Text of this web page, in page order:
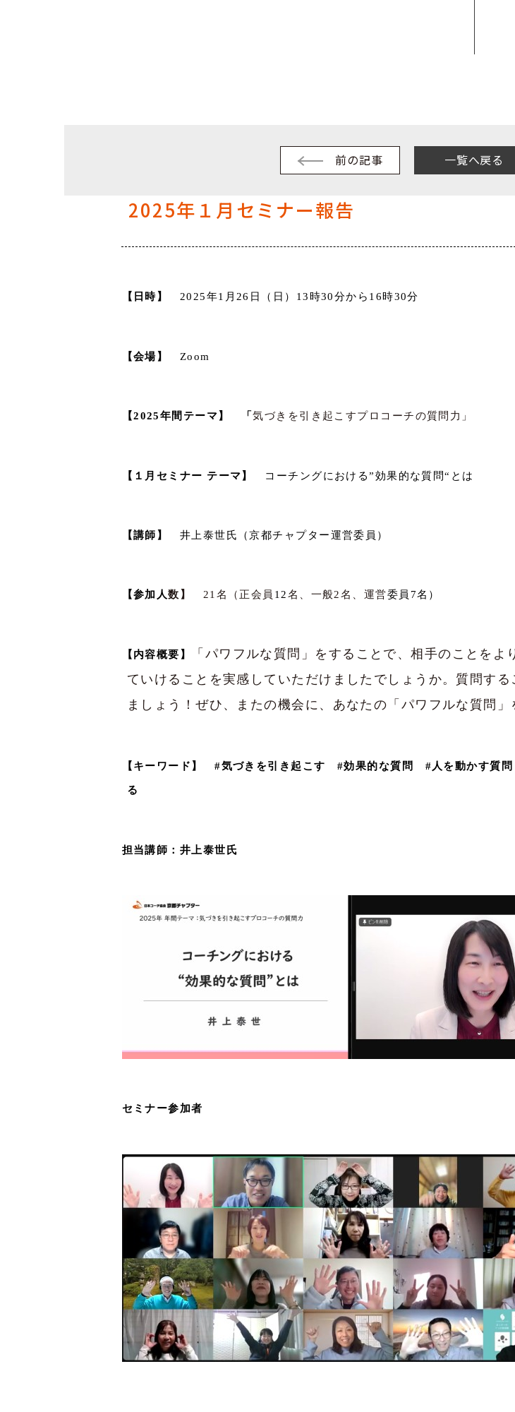
前の記事 一覧へ戻る
2025年１月セミナー報告
【日時】 2025年1 月 26 日（日） 13 時30分から 16時30分
【会場】 Zoom
【2025年間テーマ】 「気づきを引き起こすプロコーチの質問力」
【１月セミナー テーマ】 コーチングにおける”効果的な質問“とは
【講師】 井上泰世氏（京都チャプター運営委員）
【参加人数】 21名（正会員 12名、一般2名、運営委員 7名）
【内容概要】
「パワフルな質問」をすることで、相手のことを
ていけることを実感していただけましたでしょうか。質問す
ましょう！ぜひ、またの機会に、あなたの「パワフルな質問」
【キーワード】#気づきを引き起こす #効果的な質問 # 人を動かす質
る
担当講師：井上泰世氏
セミナー参加者